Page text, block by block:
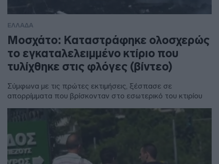
ΕΛΛΑΔΑ
Μοσχάτο: Καταστράφηκε ολοσχερώς
το εγκαταλελειμμένο κτίριο που
τυλίχθηκε στις φλόγες (βίντεο)
Σύμφωνα με τις πρώτες εκτιμήσεις, ξέσπασε σε
απορρίμματα που βρίσκονταν στο εσωτερικό του κτιρίου